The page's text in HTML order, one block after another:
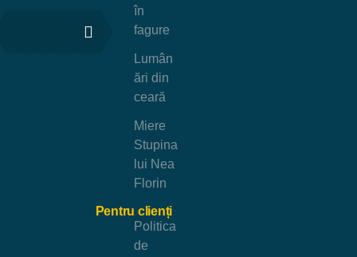
în
fagure
Lumân
ări din
ceară
Miere
Stupina
lui Nea
Florin
Pentru clienți
Politica
de